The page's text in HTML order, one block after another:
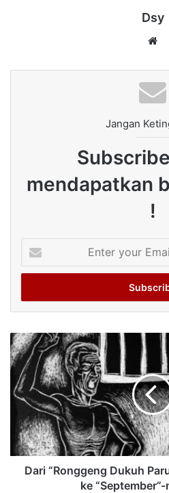
Dsy
Jangan
mendapatkan
!
your
Email
Dari “Ronggeng Dukuh
ke